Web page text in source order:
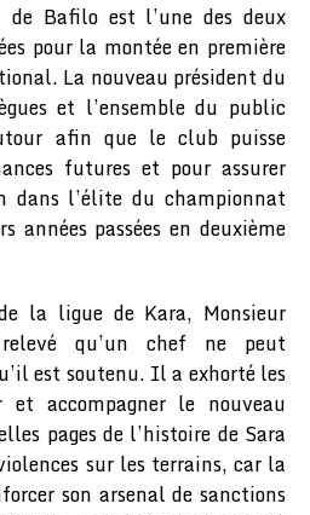
Bafilo est l’une des deux
pour la montée en première
La nouveau président du
et l’ensemble du public
afin que le club puisse
futures et pour assurer
dans l’élite du championnat
années passées en deuxième
la ligue de Kara, Monsieur
qu’un chef ne peut
est soutenu. Il a exhorté les
accompagner le nouveau
pages de l’histoire de Sara
sur les terrains, car la
son arsenal de sanctions